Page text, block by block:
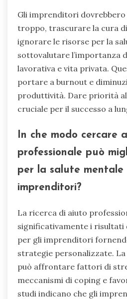
Gli imprenditori
troppo, trascurare la cura
ignorare le risorse per la
sottovalutare l’importanza
lavorativa e vita privata.
portare a burnout e
produttività. Dare priorità
cruciale per il successo a
In che modo cercare
professionale può
per la salute mentale
imprenditori?
La ricerca di aiuto
significativamente i risultati
per gli imprenditori
strategie personalizzate.
può affrontare fattori di
meccanismi di coping e
studi indicano che gli